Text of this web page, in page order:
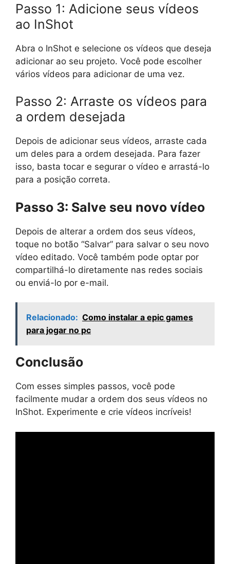
Passo 1: Adicione seus vídeos
ao InShot
Abra o InShot e selecione os vídeos que deseja
adicionar ao seu projeto. Você pode escolher
vários vídeos para adicionar de uma vez.
Passo 2: Arraste os vídeos para
a ordem desejada
Depois de adicionar seus vídeos, arraste cada
um deles para a ordem desejada. Para fazer
isso, basta tocar e segurar o vídeo e arrastá-lo
para a posição correta.
Passo 3: Salve seu novo vídeo
Depois de alterar a ordem dos seus vídeos,
toque no botão “Salvar” para salvar o seu novo
vídeo editado. Você também pode optar por
compartilhá-lo diretamente nas redes sociais
ou enviá-lo por e-mail.
Relacionado: Como instalar a epic games
para jogar no pc
Conclusão
Com esses simples passos, você pode
facilmente mudar a ordem dos seus vídeos no
InShot. Experimente e crie vídeos incríveis!